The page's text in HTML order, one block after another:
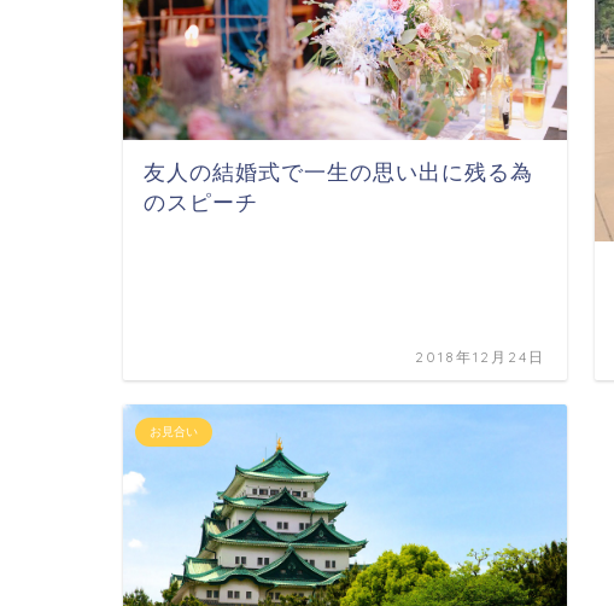
友人の結婚式で一生の思い出に残る為
のスピーチ
2018年12月24日
お見合い